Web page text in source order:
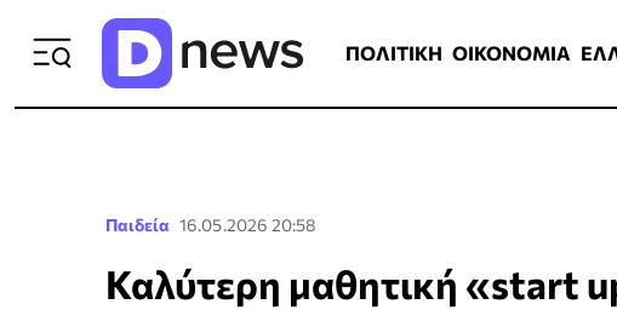
ΠΟΛΙΤΙΚΗ ΟΙΚΟΝΟΜΙΑ
Παιδεία 16.05.2026 20:58
Καλύτερη μαθητική «start